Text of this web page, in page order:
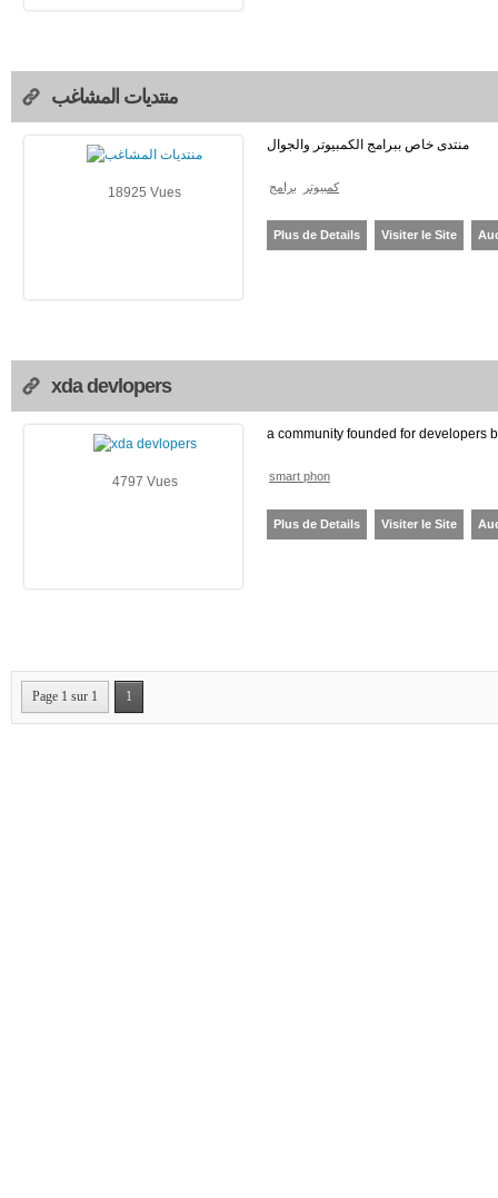
منتديات المشاغب
18925 Vues
منتدى خاص ببرامج الكمبيوتر والجوال
برامج كمبيوتر
Plus de Details Visiter le Site
xda devlopers
4797 Vues
a community founded for developers
smart phon
Plus de Details Visiter le Site
Page 1 sur 1 1